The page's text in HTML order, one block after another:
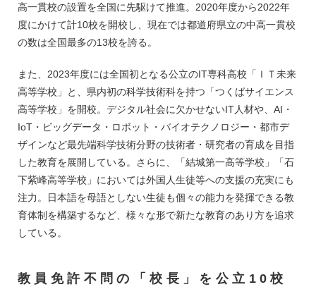
高一貫校の設置を全国に先駆けて推進。2020年度から2022年
度にかけて計10校を開校し、現在では都道府県立の中高一貫校
の数は全国最多の13校を誇る。
また、2023年度には全国初となる公立のIT専科高校「ＩＴ未来
高等学校」と、県内初の科学技術科を持つ「つくばサイエンス
高等学校」を開校。デジタル社会に欠かせないIT人材や、AI・
IoT・ビッグデータ・ロボット・バイオテクノロジー・都市デ
ザインなど最先端科学技術分野の技術者・研究者の育成を目指
した教育を展開している。さらに、「結城第一高等学校」「石
下紫峰高等学校」においては外国人生徒等への支援の充実にも
注力。日本語を母語としない生徒も個々の能力を発揮できる教
育体制を構築するなど、様々な形で新たな教育のあり方を追求
している。
教員免許不問の「校長」を公立10校